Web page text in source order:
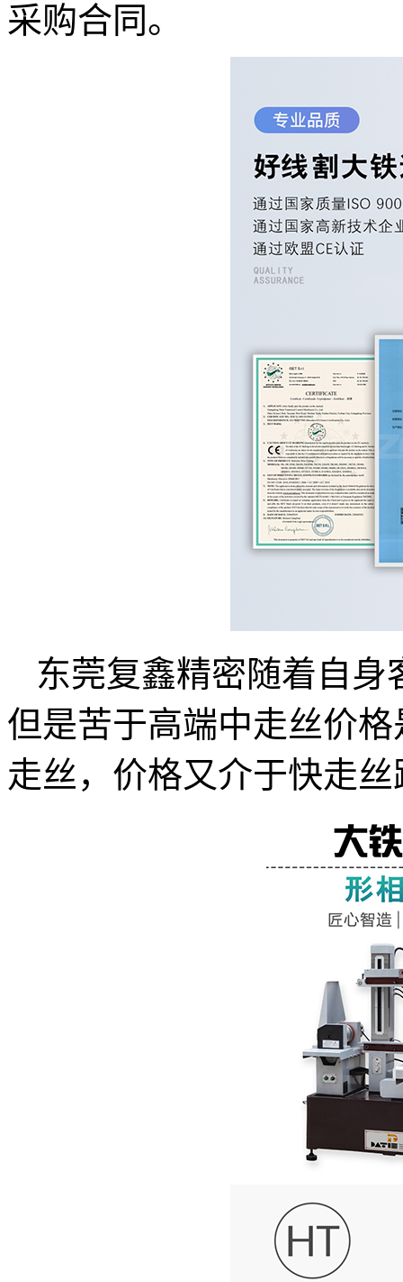
采购合同。
东莞复鑫精密随着自
但是苦于高端中走丝价
走丝，价格又介于快走